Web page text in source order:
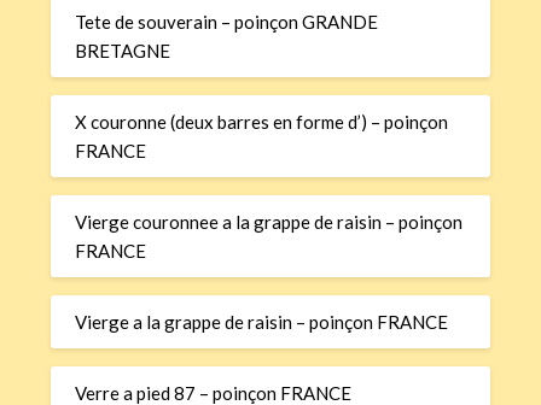
Tete de souverain – poinçon GRANDE
BRETAGNE
X couronne (deux barres en forme d’) – poinçon
FRANCE
Vierge couronnee a la grappe de raisin – poinçon
FRANCE
Vierge a la grappe de raisin – poinçon FRANCE
Verre a pied 87 – poinçon FRANCE